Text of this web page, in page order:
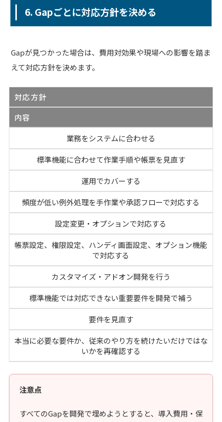
6. Gapごとに対応方針を決める
Gapが見つかった場合は、費用対効果や現場への影響を踏ま
えて対応方針を決めます。
対応方針
内容
業務をシステムに合わせる
標準機能に合わせて作業手順や帳票を見直す
運用でカバーする
頻度が低い例外処理を手作業や承認フローで対応する
設定変更・オプションで対応する
帳票設定、権限設定、ハンディ画面設定、オプション機能
で対応する
カスタマイズ・アドオン開発を行う
標準機能では対応できない重要要件を開発で補う
要件を見直す
本当に必要な要件か、従来のやり方を続けたいだけではな
いかを再確認する
注意点
すべてのGapを開発で埋めようとすると、導入費用・保